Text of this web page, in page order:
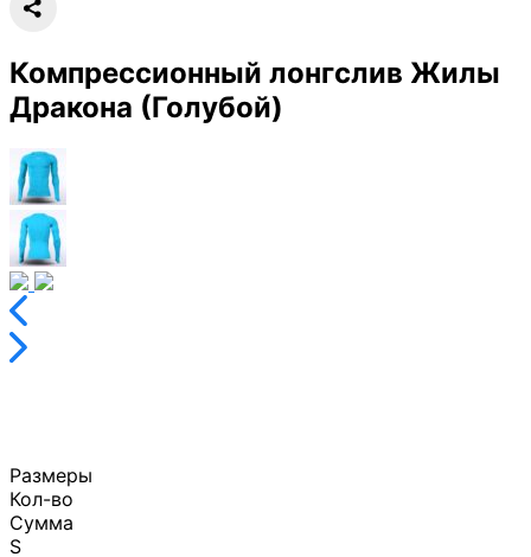
Компрессионный лонгслив Жилы
Дракона (Голубой)
Размеры
Кол-во
Сумма
S